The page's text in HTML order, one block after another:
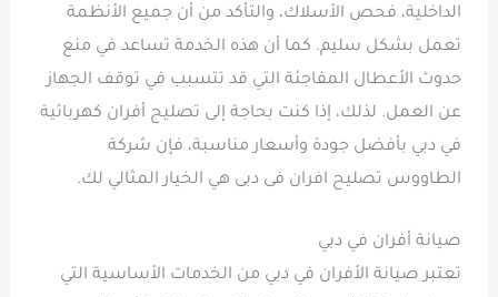
الداخلية، فحص الأسلاك، والتأكد من أن جميع الأنظمة
تعمل بشكل سليم. كما أن هذه الخدمة تساعد في منع
حدوث الأعطال المفاجئة التي قد تتسبب في توقف الجهاز
عن العمل. لذلك، إذا كنت بحاجة إلى تصليح أفران كهربائية
في دبي بأفضل جودة وأسعار مناسبة، فإن شركة
الطاووس تصليح افران فى دبى هي الخيار المثالي لك.
صيانة أفران في دبي
تعتبر صيانة الأفران في دبي من الخدمات الأساسية التي